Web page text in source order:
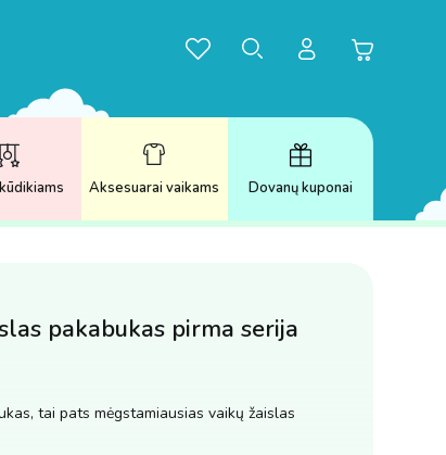
Aksesuarai vaikams Dovanų kuponai
pakabukas pirma serija
tai pats mėgstamiausias vaikų žaislas